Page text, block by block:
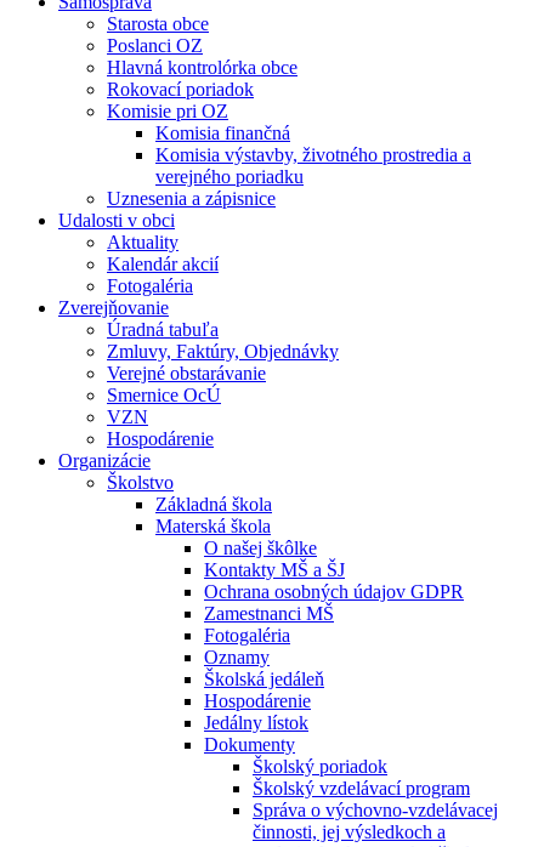
Starosta obce
Poslanci OZ
Hlavná kontrolórka obce
Rokovací poriadok
Komisie pri OZ
Komisia finančná
Komisia výstavby, životného prostredia a
verejného poriadku
Uznesenia a zápisnice
Udalosti v obci
Aktuality
Kalendár akcií
Fotogaléria
Zverejňovanie
Úradná tabuľa
Zmluvy, Faktúry, Objednávky
Verejné obstarávanie
Smernice OcÚ
VZN
Hospodárenie
Organizácie
Školstvo
Základná škola
Materská škola
O našej škôlke
Kontakty MŠ a ŠJ
Ochrana osobných údajov GDPR
Zamestnanci MŠ
Fotogaléria
Oznamy
Školská jedáleň
Hospodárenie
Jedálny lístok
Dokumenty
Školský poriadok
Školský vzdelávací program
Správa o výchovno-vzdelávacej
činnosti, jej výsledkoch a